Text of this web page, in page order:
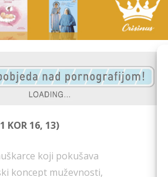
16, 13)
koji pokušava
koncept muževnosti,